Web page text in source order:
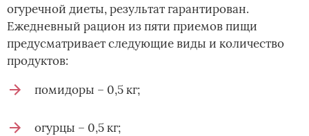
огуречной диеты, результат гарантирован.
Ежедневный рацион из пяти приемов пищи
предусматривает следующие виды и количество
продуктов:
помидоры – 0,5 кг;
огурцы – 0,5 кг;